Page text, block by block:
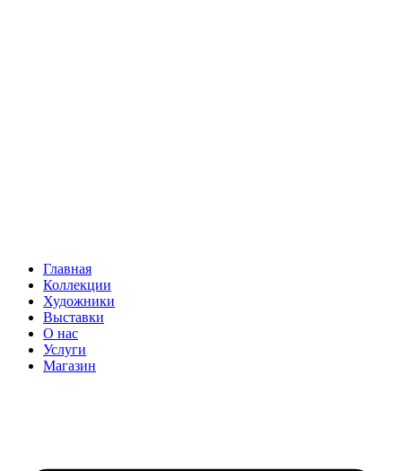
Главная
Коллекции
Художники
Выставки
О нас
Услуги
Магазин